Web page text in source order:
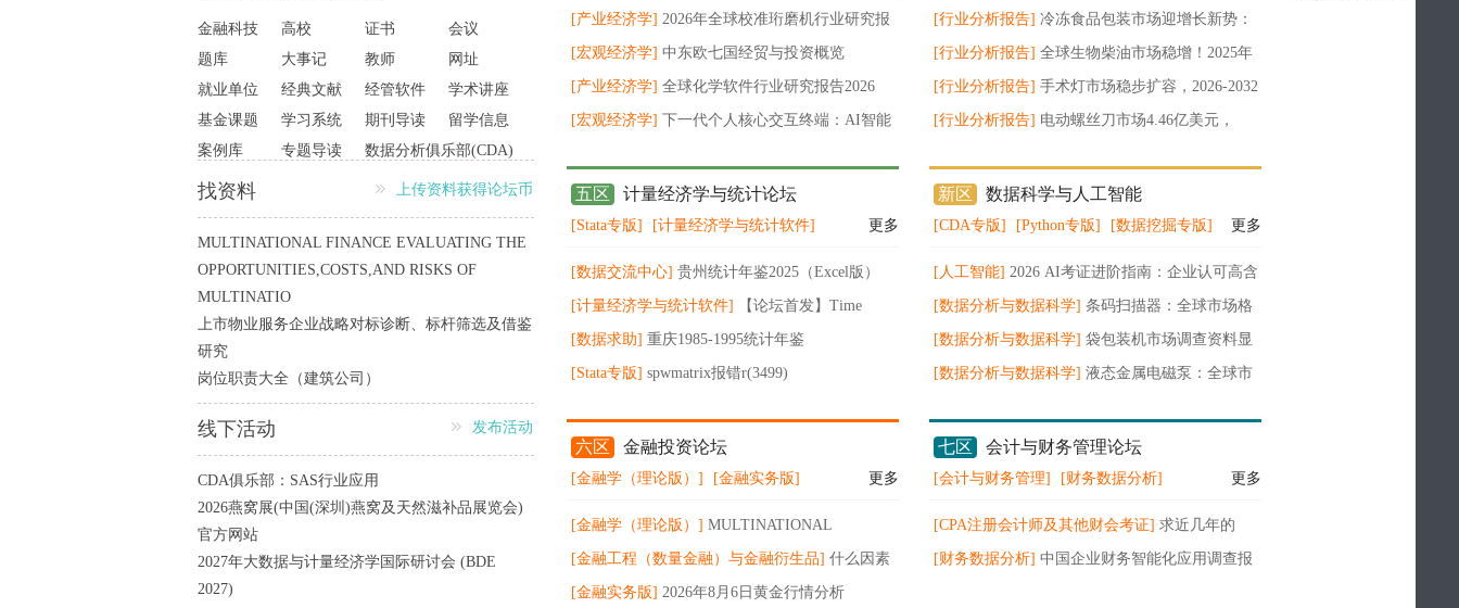
19:39
380
0.6000
2026-08-06
19:39
380
论坛币
0.6000
金融科技 高校 证书
会议
题库
大事记 教师
网址
就业单位
经典文献 经管软件
学术讲座
基金课题
学习系统 期刊导读
留学信息
案例库
专题导读 数据分析俱乐部(CDA)
找资料 上传资料获得论坛币
MULTINATIONAL FINANCE EVALUATING THE
OPPORTUNITIES,COSTS,AND RISKS OF
MULTINATIO
上市物业服务企业战略对标诊断、标杆筛选及借鉴
研究
岗位职责大全（建筑公司）
线下活动 发布活动
CDA俱乐部：SAS行业应用
2026燕窝展(中国(深圳)燕窝及天然滋补品展览会)
官方网站
2027年大数据与计量经济学国际研讨会 (BDE
2027)
[产业经济学] 2026年全球校准珩磨机行业研究报
告
[宏观经济学] 中东欧七国经贸与投资概览
[产业经济学] 全球化学软件行业研究报告2026
[宏观经济学] 下一代个人核心交互终端：AI智能
[行业分析报告] 冷冻食品包装市场迎增长新势：
2026-2032年复合增长率6.9%，2032年将达179.6
亿美元
[行业分析报告] 全球生物柴油市场稳增！2025年
规模875.8亿美元，2026-2032年复合增长率锁定
5.5%
[行业分析报告] 手术灯市场稳步扩容，2026-2032
年复合增长率5.0%，2032年规模直指13.62亿美元
[行业分析报告] 电动螺丝刀市场4.46亿美元，
五区 计量经济学与统计论坛
[Stata专版] [计量经济学与统计软件] 更多
[数据交流中心] 贵州统计年鉴2025（Excel版）
[计量经济学与统计软件] 【论坛首发】Time
Series for Economics and Finance by Oliver Linton
[数据求助] 重庆1985-1995统计年鉴
[Stata专版] spwmatrix报错r(3499)
是什么怎么解决
新区 数据科学与人工智能
[CDA专版] [Python专版] [数据挖掘专版] 更多
[人工智能] 2026 AI考证进阶指南：企业认可高含
金量证书全梳理
[数据分析与数据科学] 条码扫描器：全球市场格
局、技术演进与增长前景深度洞察（2026-2032）
[数据分析与数据科学] 袋包装机市场调查资料显
示：规模从1245增至1604百万美元, 如何破局？
[数据分析与数据科学] 液态金属电磁泵：全球市
六区 金融投资论坛
[金融学（理论版）] [金融实务版] 更多
[金融学（理论版）] MULTINATIONAL
FINANCE EVALUATING THE
OPPORTUNITIES,COSTS,AND RISKS OF
[金融工程（数量金融）与金融衍生品] 什么因素
决定投资伦敦金的盈亏？
[金融实务版] 2026年8月6日黄金行情分析
七区 会计与财务管理论坛
[会计与财务管理] [财务数据分析] 更多
[CPA注册会计师及其他财会考证] 求近几年的
CPA财务管理教材电子版
[财务数据分析] 中国企业财务智能化应用调查报